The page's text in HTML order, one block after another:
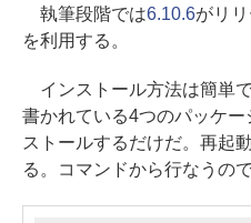
執筆段階では6.10.6がリ
を利用する。
インストール方法は簡単
書かれている4つのパッケ
ストールするだけだ。再起
る。コマンドから行なうの